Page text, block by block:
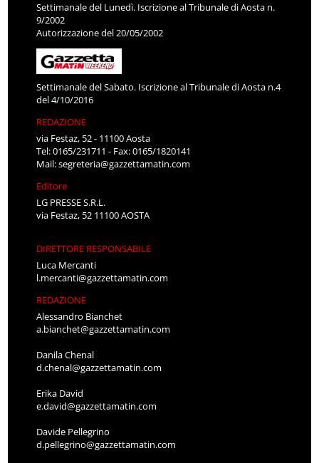
Settimanale del Lunedì. Iscrizione al Tribunale di Aosta n.
9/2002
Autorizzazione del 20/05/2002
Settimanale del Sabato. Iscrizione al Tribunale di Aosta n.4
del 4/10/2016
REDAZIONE
via Festaz, 52 - 11100 Aosta
Tel: 0165/231711 - Fax: 0165/1820141
Mail:segreteria@gazzettamatin.com
Editore
LG PRESSE S.R.L.
via Festaz, 52 11100 AOSTA
DIRETTORE RESPONSABILE
Luca Mercanti
l.mercanti@gazzettamatin.com
REDAZIONE
Alessandro Bianchet
a.bianchet@gazzettamatin.com
Danila Chenal
d.chenal@gazzettamatin.com
Erika David
e.david@gazzettamatin.com
Davide Pellegrino
d.pellegrino@gazzettamatin.com